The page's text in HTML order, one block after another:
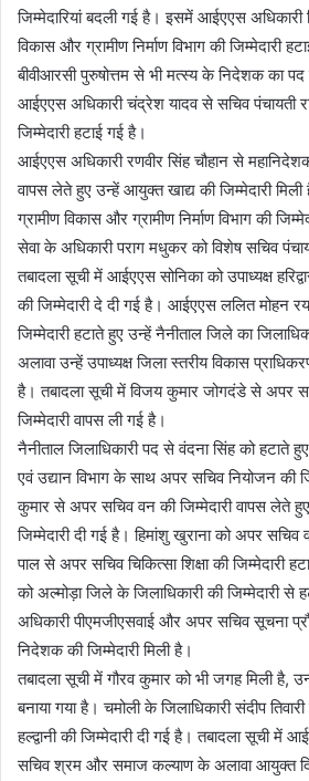
जिम्मेदारियां बदली गई है। इसमें आईएएस
विकास और ग्रामीण निर्माण विभाग की जिम्मेदारी
बीवीआरसी पुरुषोत्तम से भी मत्स्य के निदेशक का पद
आईएएस अधिकारी चंद्रेश यादव से सचिव पंचायती
जिम्मेदारी हटाई गई है।
आईएएस अधिकारी रणवीर सिंह चौहान से
वापस लेते हुए उन्हें आयुक्त खाद्य की जिम्मेदारी मिली
ग्रामीण विकास और ग्रामीण निर्माण विभाग की
सेवा के अधिकारी पराग मधुकर को विशेष सचिव
तबादला सूची में आईएएस सोनिका को उपाध्यक्ष
की जिम्मेदारी दे दी गई है। आईएएस ललित मोहन
जिम्मेदारी हटाते हुए उन्हें नैनीताल जिले का
अलावा उन्हें उपाध्यक्ष जिला स्तरीय विकास
है। तबादला सूची में विजय कुमार जोगदंडे से अपर
जिम्मेदारी वापस ली गई है।
नैनीताल जिलाधिकारी पद से वंदना सिंह को हटाते
एवं उद्यान विभाग के साथ अपर सचिव नियोजन की
कुमार से अपर सचिव वन की जिम्मेदारी वापस लेते
जिम्मेदारी दी गई है। हिमांशु खुराना को अपर सचिव
पाल से अपर सचिव चिकित्सा शिक्षा की जिम्मेदारी
को अल्मोड़ा जिले के जिलाधिकारी की जिम्मेदारी से
अधिकारी पीएमजीएसवाई और अपर सचिव सूचना
निदेशक की जिम्मेदारी मिली है।
तबादला सूची में गौरव कुमार को भी जगह मिली है,
बनाया गया है। चमोली के जिलाधिकारी संदीप
हल्द्वानी की जिम्मेदारी दी गई है। तबादला सूची में
सचिव श्रम और समाज कल्याण के अलावा आयुक्त